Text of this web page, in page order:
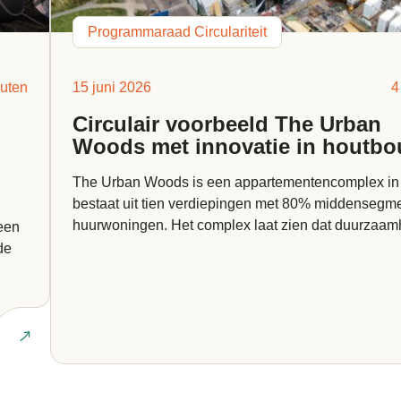
Programmaraad Circulariteit
15 juni 2026
Circulair voorbeeld The Urban
Woods met innovatie in
The Urban Woods is een appartementencomplex
bestaat uit tien verdiepingen met 80%
huurwoningen. Het complex laat zien dat